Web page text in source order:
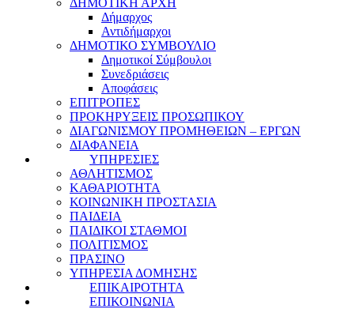
ΔΗΜΟΤΙΚΗ ΑΡΧΗ
Δήμαρχος
Αντιδήμαρχοι
ΔΗΜΟΤΙΚΟ ΣΥΜΒΟΥΛΙΟ
Δημοτικοί Σύμβουλοι
Συνεδριάσεις
Αποφάσεις
ΕΠΙΤΡΟΠΕΣ
ΠΡΟΚΗΡΥΞΕΙΣ ΠΡΟΣΩΠΙΚΟΥ
ΔΙΑΓΩΝΙΣΜΟΥ ΠΡΟΜΗΘΕΙΩΝ – ΕΡΓΩΝ
ΔΙΑΦΑΝΕΙΑ
ΥΠΗΡΕΣΙΕΣ
ΑΘΛΗΤΙΣΜΟΣ
ΚΑΘΑΡΙΟΤΗΤΑ
ΚΟΙΝΩΝΙΚΗ ΠΡΟΣΤΑΣΙΑ
ΠΑΙΔΕΙΑ
ΠΑΙΔΙΚΟΙ ΣΤΑΘΜΟΙ
ΠΟΛΙΤΙΣΜΟΣ
ΠΡΑΣΙΝΟ
ΥΠΗΡΕΣΙΑ ΔΟΜΗΣΗΣ
ΕΠΙΚΑΙΡΟΤΗΤΑ
ΕΠΙΚΟΙΝΩΝΙΑ